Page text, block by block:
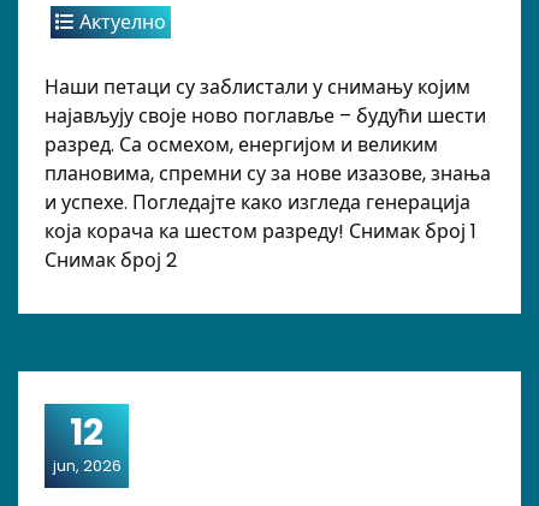
Актуелно
Наши петаци су заблистали у снимању којим
најављују своје ново поглавље – будући шести
разред. Са осмехом, енергијом и великим
плановима, спремни су за нове изазове, знања
и успехе. Погледајте како изгледа генерација
која корача ка шестом разреду! Снимак број 1
Снимак број 2
12
jun, 2026